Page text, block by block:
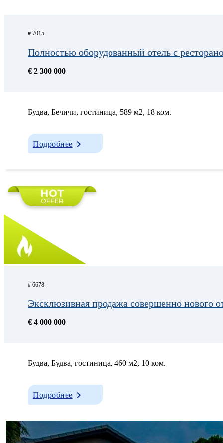
# 7015
Полностью оборудованный отель с
€ 2 300 000
Будва, Бечичи, гостиница, 589 м2, 18 ком.
Подробнее
# 6678
Эксклюзивная продажа совершенно нового
€ 4 000 000
Будва, Будва, гостиница, 460 м2, 10 ком.
Подробнее